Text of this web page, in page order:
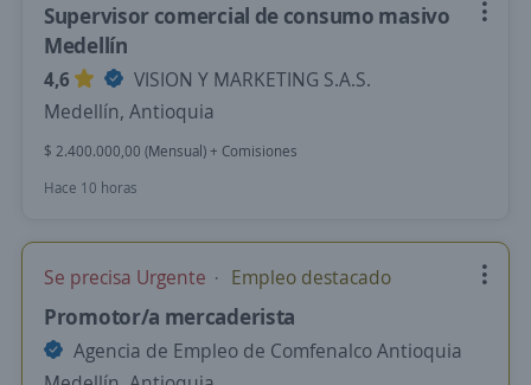
Supervisor comercial de consumo masivo
Medellín
4,6
VISION Y MARKETING S.A.S.
Medellín, Antioquia
$ 2.400.000,00 (Mensual) + Comisiones
Hace 10 horas
Se precisa Urgente Empleo destacado
Promotor/a mercaderista
Agencia de Empleo de Comfenalco Antioquia